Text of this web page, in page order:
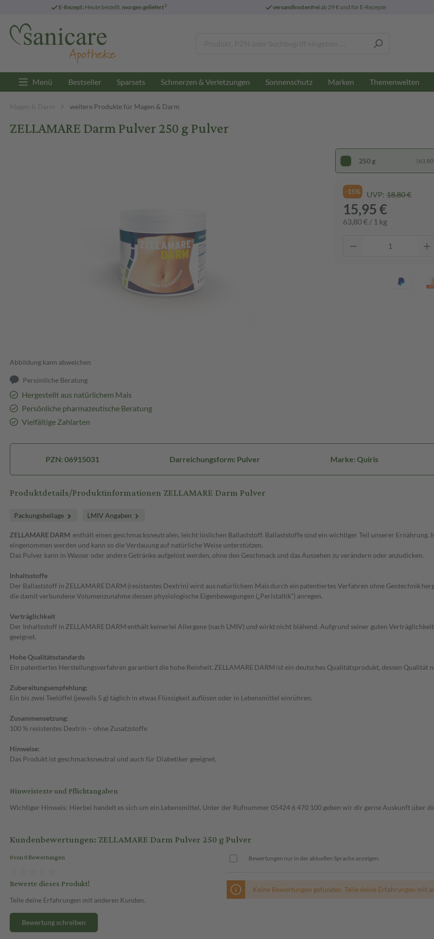
E-Rezept: Heute bestellt, morgen geliefert3 versandkostenfreiab 29 € und für E-Rezepte
Menü Bestseller Sparsets Schmerzen & Verletzungen Sonnenschutz Marken Themenwelten
Magen & Darm weitere Produkte für Magen & Darm
ZELLAMARE Darm Pulver 250 g Pulver
Abbildung kann abweichen
Persönliche Beratung
Hergestellt aus natürlichem Mais
Persönliche pharmazeutische Beratung
Vielfältige Zahlarten
250 g (63,80
-15% UVP: 18,80 €
15,95 €
63,80 € / 1 kg
PZN: 06915031 Darreichungsform: Pulver Marke: Quiris
Produktdetails/Produktinformationen ZELLAMARE Darm Pulver
Packungsbeilage LMIV Angaben
ZELLAMARE DARM enthält einen geschmacksneutralen, leicht löslichen Ballaststoff. Ballaststoffe sind ein wichtiger Teil unserer
eingenommen werden und kann so die Verdauung auf natürliche Weise unterstützen.
Das Pulver kann in Wasser oder andere Getränke aufgelöst werden, ohne den Geschmack und das Aussehen zu verändern oder anzudicken.
Inhaltsstoffe
Der Ballaststoff in ZELLAMARE DARM (resistentes Dextrin) wird aus natürlichem Mais durch ein patentiertes Verfahren ohne Gentechnik
die damit verbundene Volumenzunahme dessen physiologische Eigenbewegungen („Peristaltik“) anregen.
Verträglichkeit
Der Inhaltsstoff in ZELLAMARE DARM enthält keinerlei Allergene (nach LMIV) und wirkt nicht blähend. Aufgrund seiner guten
geeignet.
Hohe Qualitätsstandards
Ein patentiertes Herstellungsverfahren garantiert die hohe Reinheit. ZELLAMARE DARM ist ein deutsches Qualitätsprodukt, dessen
Zubereitungsempfehlung:
Ein bis zwei Teelöffel (jeweils 5 g) täglich in etwas Flüssigkeit auflösen oder in Lebensmittel einrühren.
Zusammensetzung:
100 % resistentes Dextrin – ohne Zusatzstoffe
Hinweise:
Das Produkt ist geschmacksneutral und auch für Diabetiker geeignet.
Hinweistexte und Pflichtangaben
Wichtiger Hinweis: Hierbei handelt es sich um ein Lebensmittel. Unter der Rufnummer 05424 6 470 100 geben wir dir gerne Auskunft über
Kundenbewertungen: ZELLAMARE Darm Pulver 250 g Pulver
0 von 0 Bewertungen
Bewerte dieses Produkt!
Teile deine Erfahrungen mit anderen Kunden.
Bewertung schreiben
Bewertungen nur in der aktuellen Sprache anzeigen.
Keine Bewertungen gefunden. Teile deine Erfahrungen mit